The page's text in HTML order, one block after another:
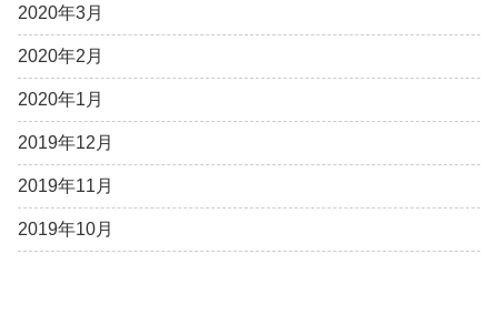
2020年3月
2020年2月
2020年1月
2019年12月
2019年11月
2019年10月